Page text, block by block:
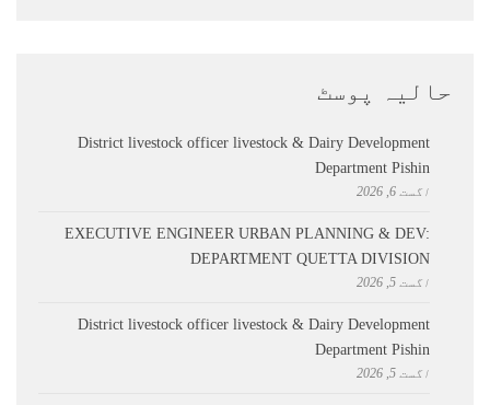
حالیہ پوسٹ
District livestock officer livestock & Dairy Development
Department Pishin
اگست 6, 2026
EXECUTIVE ENGINEER URBAN PLANNING & DEV:
DEPARTMENT QUETTA DIVISION
اگست 5, 2026
District livestock officer livestock & Dairy Development
Department Pishin
اگست 5, 2026